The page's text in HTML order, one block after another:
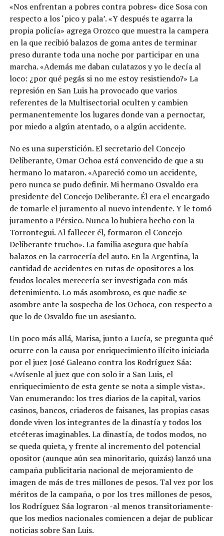
«Nos enfrentan a pobres contra pobres» dice Sosa con
respecto a los ‘pico y pala’. «Y después te agarra la
propia policía» agrega Orozco que muestra la campera
en la que recibió balazos de goma antes de terminar
preso durante toda una noche por participar en una
marcha. «Además me daban culatazos y yo le decía al
loco: ¿por qué pegás si no me estoy resistiendo?» La
represión en San Luis ha provocado que varios
referentes de la Multisectorial oculten y cambien
permanentemente los lugares donde van a pernoctar,
por miedo a algún atentado, o a algún accidente.
No es una superstición. El secretario del Concejo
Deliberante, Omar Ochoa está convencido de que a su
hermano lo mataron. «Apareció como un accidente,
pero nunca se pudo definir. Mi hermano Osvaldo era
presidente del Concejo Deliberante. Él era el encargado
de tomarle el juramento al nuevo intendente. Y le tomó
juramento a Pérsico. Nunca lo hubiera hecho con la
Torrontegui. Al fallecer él, formaron el Concejo
Deliberante trucho». La familia asegura que había
balazos en la carrocería del auto. En la Argentina, la
cantidad de accidentes en rutas de opositores a los
feudos locales merecería ser investigada con más
detenimiento. Lo más asombroso, es que nadie se
asombre ante la sospecha de los Ochoca, con respecto a
que lo de Osvaldo fue un asesianto.
Un poco más allá, Marisa, junto a Lucía, se pregunta qué
ocurre con la causa por enriquecimiento ilícito iniciada
por el juez José Galeano contra los Rodríguez Sáa:
«Avísenle al juez que con solo ir a San Luis, el
enriquecimiento de esta gente se nota a simple vista».
Van enumerando: los tres diarios de la capital, varios
casinos, bancos, criaderos de faisanes, las propias casas
donde viven los integrantes de la dinastía y todos los
etcéteras imaginables. La dinastía, de todos modos, no
se queda quieta, y frente al incremento del potencial
opositor (aunque aún sea minoritario, quizás) lanzó una
campaña publicitaria nacional de mejoramiento de
imagen de más de tres millones de pesos. Tal vez por los
méritos de la campaña, o por los tres millones de pesos,
los Rodríguez Sáa lograron -al menos transitoriamente-
que los medios nacionales comiencen a dejar de publicar
noticias sobre San Luis.